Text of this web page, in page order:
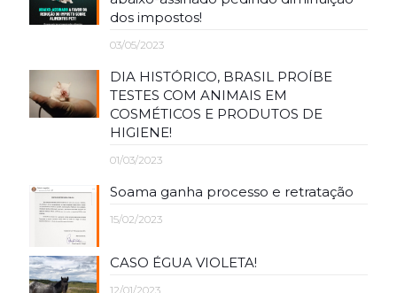
dos impostos!
03/05/2023
DIA HISTÓRICO, BRASIL PROÍBE
TESTES COM ANIMAIS EM
COSMÉTICOS E PRODUTOS DE
HIGIENE!
01/03/2023
Soama ganha processo e retratação
15/02/2023
CASO ÉGUA VIOLETA!
12/01/2023